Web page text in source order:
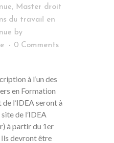
, Master droit
du travail en
by
0 Comments
à l’un des
en Formation
l’IDEA seront à
de l’IDEA
à partir du 1er
devront être